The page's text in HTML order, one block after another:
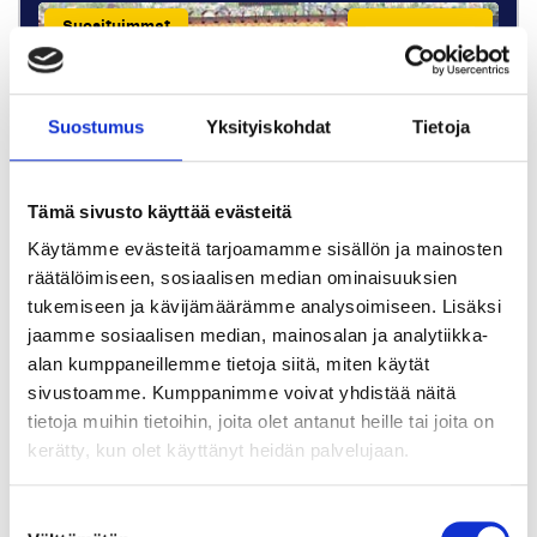
Suostumus Yksityiskohdat Tietoja
Tämä sivusto käyttää evästeitä
Käytämme evästeitä tarjoamamme sisällön ja mainosten
räätälöimiseen, sosiaalisen median ominaisuuksien
tukemiseen ja kävijämäärämme analysoimiseen. Lisäksi
jaamme sosiaalisen median, mainosalan ja analytiikka-
alan kumppaneillemme tietoja siitä, miten käytät
sivustoamme. Kumppanimme voivat yhdistää näitä
tietoja muihin tietoihin, joita olet antanut heille tai joita on
kerätty, kun olet käyttänyt heidän palvelujaan.
Suosituimmat
P.P. ALKAEN
811 € p.p.
Kategoria 3
Pitkä sivu 2.rivistö